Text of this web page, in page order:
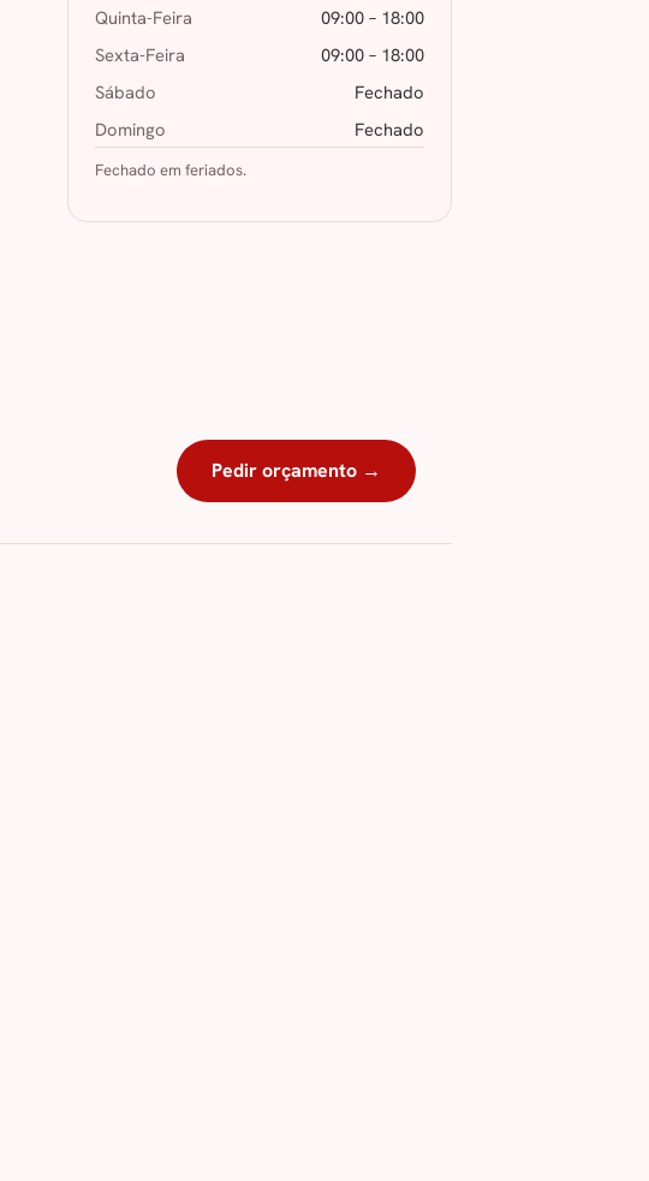
Quinta-Feira
09:00 – 18:00
Sexta-Feira
09:00 – 18:00
Sábado
Fechado
Domingo
Fechado
Fechado em feriados.
Pedir orçamento →